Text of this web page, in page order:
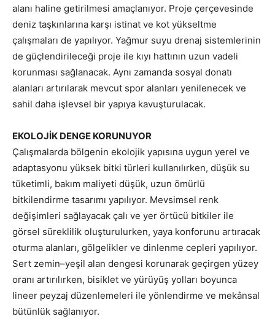
alanı haline getirilmesi amaçlanıyor. Proje çerçevesinde
deniz taşkınlarına karşı istinat ve kot yükseltme
çalışmaları de yapılıyor. Yağmur suyu drenaj sistemlerinin
de güçlendirileceği proje ile kıyı hattının uzun vadeli
korunması sağlanacak. Aynı zamanda sosyal donatı
alanları artırılarak mevcut spor alanları yenilenecek ve
sahil daha işlevsel bir yapıya kavuşturulacak.
EKOLOJİK DENGE KORUNUYOR
Çalışmalarda bölgenin ekolojik yapısına uygun yerel ve
adaptasyonu yüksek bitki türleri kullanılırken, düşük su
tüketimli, bakım maliyeti düşük, uzun ömürlü
bitkilendirme tasarımı yapılıyor. Mevsimsel renk
değişimleri sağlayacak çalı ve yer örtücü bitkiler ile
görsel süreklilik oluşturulurken, yaya konforunu artıracak
oturma alanları, gölgelikler ve dinlenme cepleri yapılıyor.
Sert zemin–yeşil alan dengesi korunarak geçirgen yüzey
oranı artırılırken, bisiklet ve yürüyüş yolları boyunca
lineer peyzaj düzenlemeleri ile yönlendirme ve mekânsal
bütünlük sağlanıyor.